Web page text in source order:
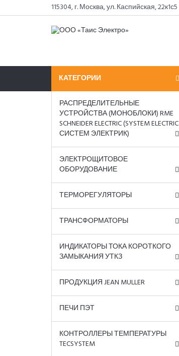
115304, г. Москва, ул. Каспийская, 22к1с5
КАТЕГОРИИ
РАСПРЕДЕЛИТЕЛЬНЫЕ
УСТРОЙСТВА (МОНОБЛОКИ) RME
SCHNEIDER ELECTRIC (SYSTEM ELECTRIC
СИСТЕМ ЭЛЕКТРИК)
ЭЛЕКТРОЩИТОВОЕ
ОБОРУДОВАНИЕ
ТЕРМОРЕГУЛЯТОРЫ
ТРАНСФОРМАТОРЫ
ИНДИКАТОРЫ ТОКА КОРОТКОГО
ЗАМЫКАНИЯ УТКЗ
ПРОДУКЦИЯ JEAN MULLER
ПЕЧИ ПЭТ
КОНТРОЛЛЕРЫ ТЕМПЕРАТУРЫ
TECSYSTEM